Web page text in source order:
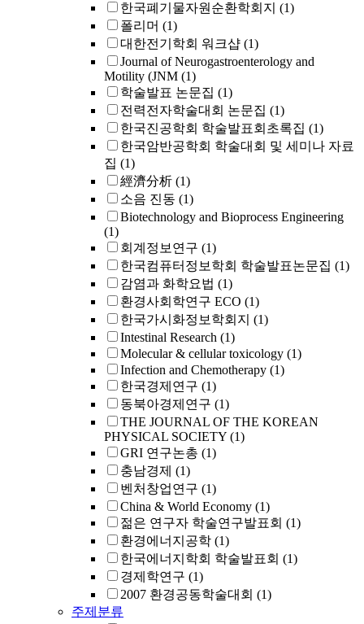
한국폐기물자원순환학회지 (1)
폴리머 (1)
대한전기학회 워크샵 (1)
Journal of Neurogastroenterology and
Motility (JNM (1)
학술발표 논문집 (1)
전력전자학술대회 논문집 (1)
한국진공학회 학술발표회초록집 (1)
한국암반공학회 학술대회 및 세미나 자료
집 (1)
經濟分析 (1)
소음 진동 (1)
Biotechnology and Bioprocess Engineering
(1)
회계정보연구 (1)
한국컴퓨터정보학회 학술발표논문집 (1)
감염과 화학요법 (1)
환경사회학연구 ECO (1)
한국가시화정보학회지 (1)
Intestinal Research (1)
Molecular & cellular toxicology (1)
Infection and Chemotherapy (1)
한국경제연구 (1)
동북아경제연구 (1)
THE JOURNAL OF THE KOREAN
PHYSICAL SOCIETY (1)
GRI 연구논총 (1)
충남경제 (1)
벤처창업연구 (1)
China & World Economy (1)
젊은 연구자 학술연구발표회 (1)
환경에너지공학 (1)
한국에너지학회 학술발표회 (1)
경제학연구 (1)
2007 환경공동학술대회 (1)
주제분류